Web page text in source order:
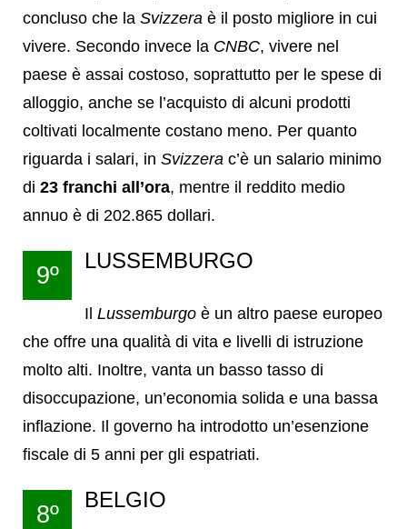
concluso che la Svizzera è il posto migliore in cui
vivere. Secondo invece la CNBC, vivere nel
paese è assai costoso, soprattutto per le spese di
alloggio, anche se l’acquisto di alcuni prodotti
coltivati ​​localmente costano meno. Per quanto
riguarda i salari, in Svizzera c’è un salario minimo
di 23 franchi all’ora, mentre il reddito medio
annuo è di 202.865 dollari.
9º
LUSSEMBURGO
Il Lussemburgoè un altro paese europeo
che offre una qualità di vita e livelli di istruzione
molto alti. Inoltre, vanta un basso tasso di
disoccupazione, un’economia solida e una bassa
inflazione. Il governo ha introdotto un’esenzione
fiscale di 5 anni per gli espatriati.
8º
BELGIO